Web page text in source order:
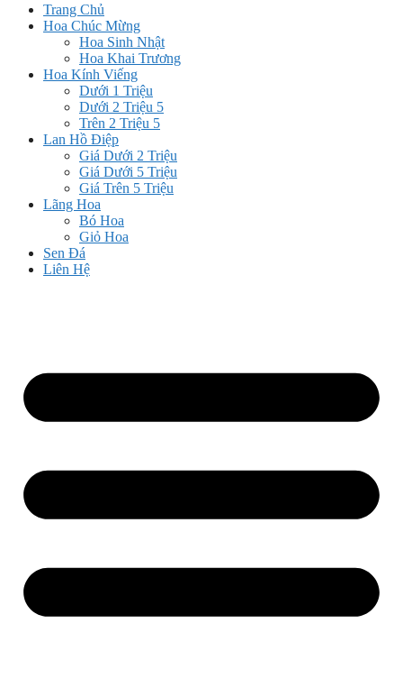
Trang Chủ
Hoa Chúc Mừng
Hoa Sinh Nhật
Hoa Khai Trương
Hoa Kính Viếng
Dưới 1 Triệu
Dưới 2 Triệu 5
Trên 2 Triệu 5
Lan Hồ Điệp
Giá Dưới 2 Triệu
Giá Dưới 5 Triệu
Giá Trên 5 Triệu
Lãng Hoa
Bó Hoa
Giỏ Hoa
Sen Đá
Liên Hệ